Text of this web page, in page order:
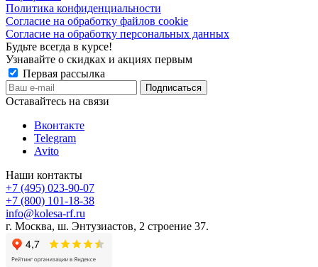
Политика конфиденциальности
Согласие на обработку файлов cookie
Согласие на обработку персональных данных
Будьте всегда в курсе!
Узнавайте о скидках и акциях первым
Первая рассылка
Оставайтесь на связи
Вконтакте
Telegram
Avito
Наши контакты
+7 (495) 023-90-07
+7 (800) 101-18-38
info@kolesa-rf.ru
г. Москва, ш. Энтузиастов, 2 строение 37.